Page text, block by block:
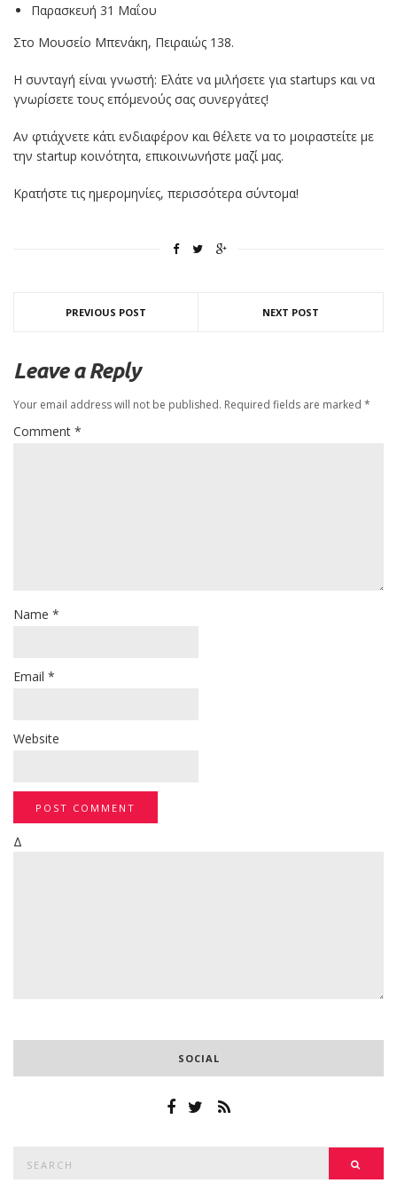
Παρασκευή 31 Μαΐου
Στο Μουσείο Μπενάκη, Πειραιώς 138.
Η συνταγή είναι γνωστή: Ελάτε να μιλήσετε για startups και να
γνωρίσετε τους επόμενούς σας συνεργάτες!
Αν φτιάχνετε κάτι ενδιαφέρον και θέλετε να το μοιραστείτε με
την startup κοινότητα, επικοινωνήστε μαζί μας.
Κρατήστε τις ημερομηνίες, περισσότερα σύντομα!
PREVIOUS POST NEXT POST
Leave a Reply
Your email address will not be published. Required fields are marked *
Comment *
Name *
Email *
Website
Δ
SOCIAL
for: